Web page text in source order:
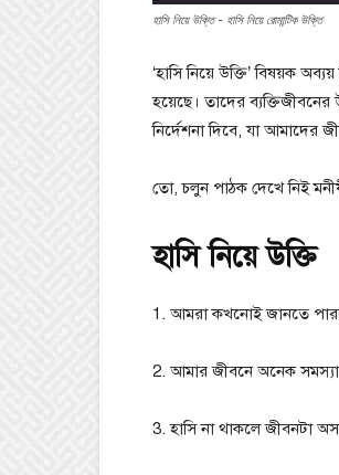
হাসি নিয়ে উক্তি - হাসি নিয়ে রোমান্টিক উক্তি
‘হাসি নিয়ে উক্তি’ বিষয়ক
হয়েছে। তাদের ব্যক্তিজীবনের
নির্দেশনা দিবে, যা আমাদের
তো, চলুন পাঠক দেখে নিই
হাসি নিয়ে উক্তি
1. আমরা কখনোই জানতে
2. আমার জীবনে অনেক সমস্যা
3. হাসি না থাকলে জীবনটা